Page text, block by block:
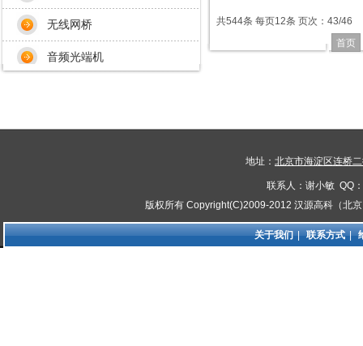
共544条 每页12条 页次：43/46
首页
无线网桥
音频光端机
地址： 北京市海淀区连桥
联系人：谢小敏 QQ
版权所有 Copyright(C)2009-2012 汉源高科（北
关于我们 | 联系方式 |